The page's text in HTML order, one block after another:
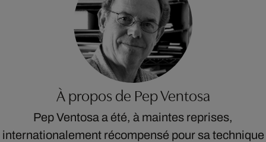
À propos de Pep Ventosa
Pep Ventosa a été, à maintes reprises,
internationalement récompensé pour sa technique